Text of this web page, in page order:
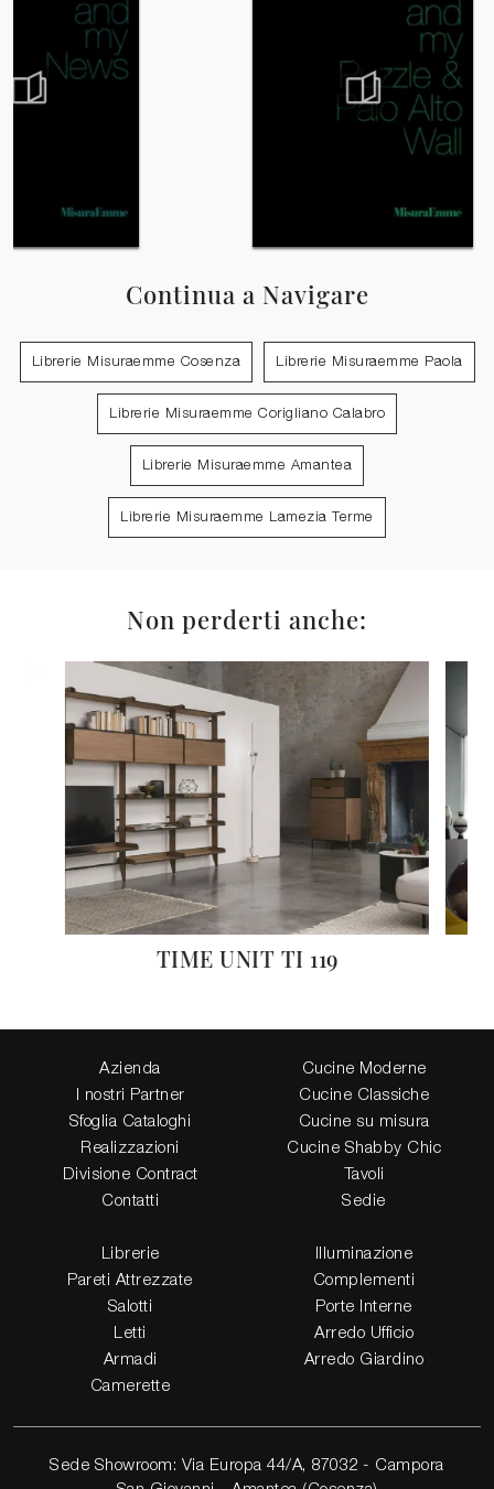
Continua a Navigare
Librerie Misuraemme Cosenza Librerie Misuraemme Paola
Librerie Misuraemme Corigliano Calabro
Librerie Misuraemme Amantea
Librerie Misuraemme Lamezia Terme
Non perderti anche:
TIME UNIT TI 119
Azienda
I nostri Partner
Sfoglia Cataloghi
Realizzazioni
Divisione Contract
Contatti
Cucine Moderne
Cucine Classiche
Cucine su misura
Cucine Shabby Chic
Tavoli
Sedie
Librerie
Pareti Attrezzate
Salotti
Letti
Armadi
Camerette
Illuminazione
Complementi
Porte Interne
Arredo Ufficio
Arredo Giardino
Sede Showroom: Via Europa 44/A, 87032 - Campora